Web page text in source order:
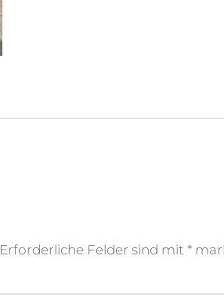
Erforderliche Felder sind mit *